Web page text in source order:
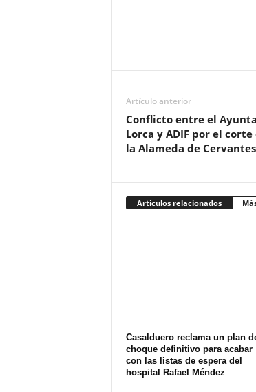
Artículo anterior
Conflicto entre el
Lorca y ADIF por el
la Alameda de Cervantes
Artículos relacionados
Casalduero reclama un plan
choque definitivo para acabar
con las listas de espera del
hospital Rafael Méndez